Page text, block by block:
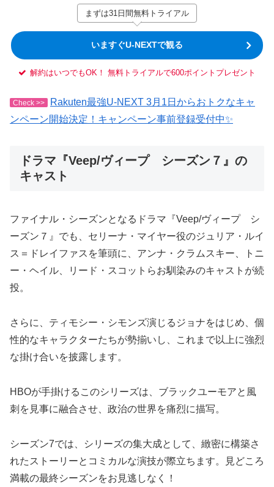
まずは31日間無料トライアル
いますぐU-NEXTで観る
解約はいつでもOK！ 無料トライアルで600ポイントプレゼント
Check >>
Rakuten最強U-NEXT 3月1日からおトクなキャ
ンペーン開始決定！キャンペーン事前登録受付中✨
ドラマ『Veep/ヴィープ シーズン７』の
キャスト
ファイナル・シーズンとなるドラマ『Veep/ヴィープ シ
ーズン７』でも、セリーナ・マイヤー役のジュリア・ルイ
ス＝ドレイファスを筆頭に、アンナ・クラムスキー、トニ
ー・ヘイル、リード・スコットらお馴染みのキャストが続
投。
さらに、ティモシー・シモンズ演じるジョナをはじめ、個
性的なキャラクターたちが勢揃いし、これまで以上に強烈
な掛け合いを披露します。
HBOが手掛けるこのシリーズは、ブラックユーモアと風
刺を見事に融合させ、政治の世界を痛烈に描写。
シーズン7では、シリーズの集大成として、緻密に構築さ
れたストーリーとコミカルな演技が際立ちます。見どころ
満載の最終シーズンをお見逃しなく！